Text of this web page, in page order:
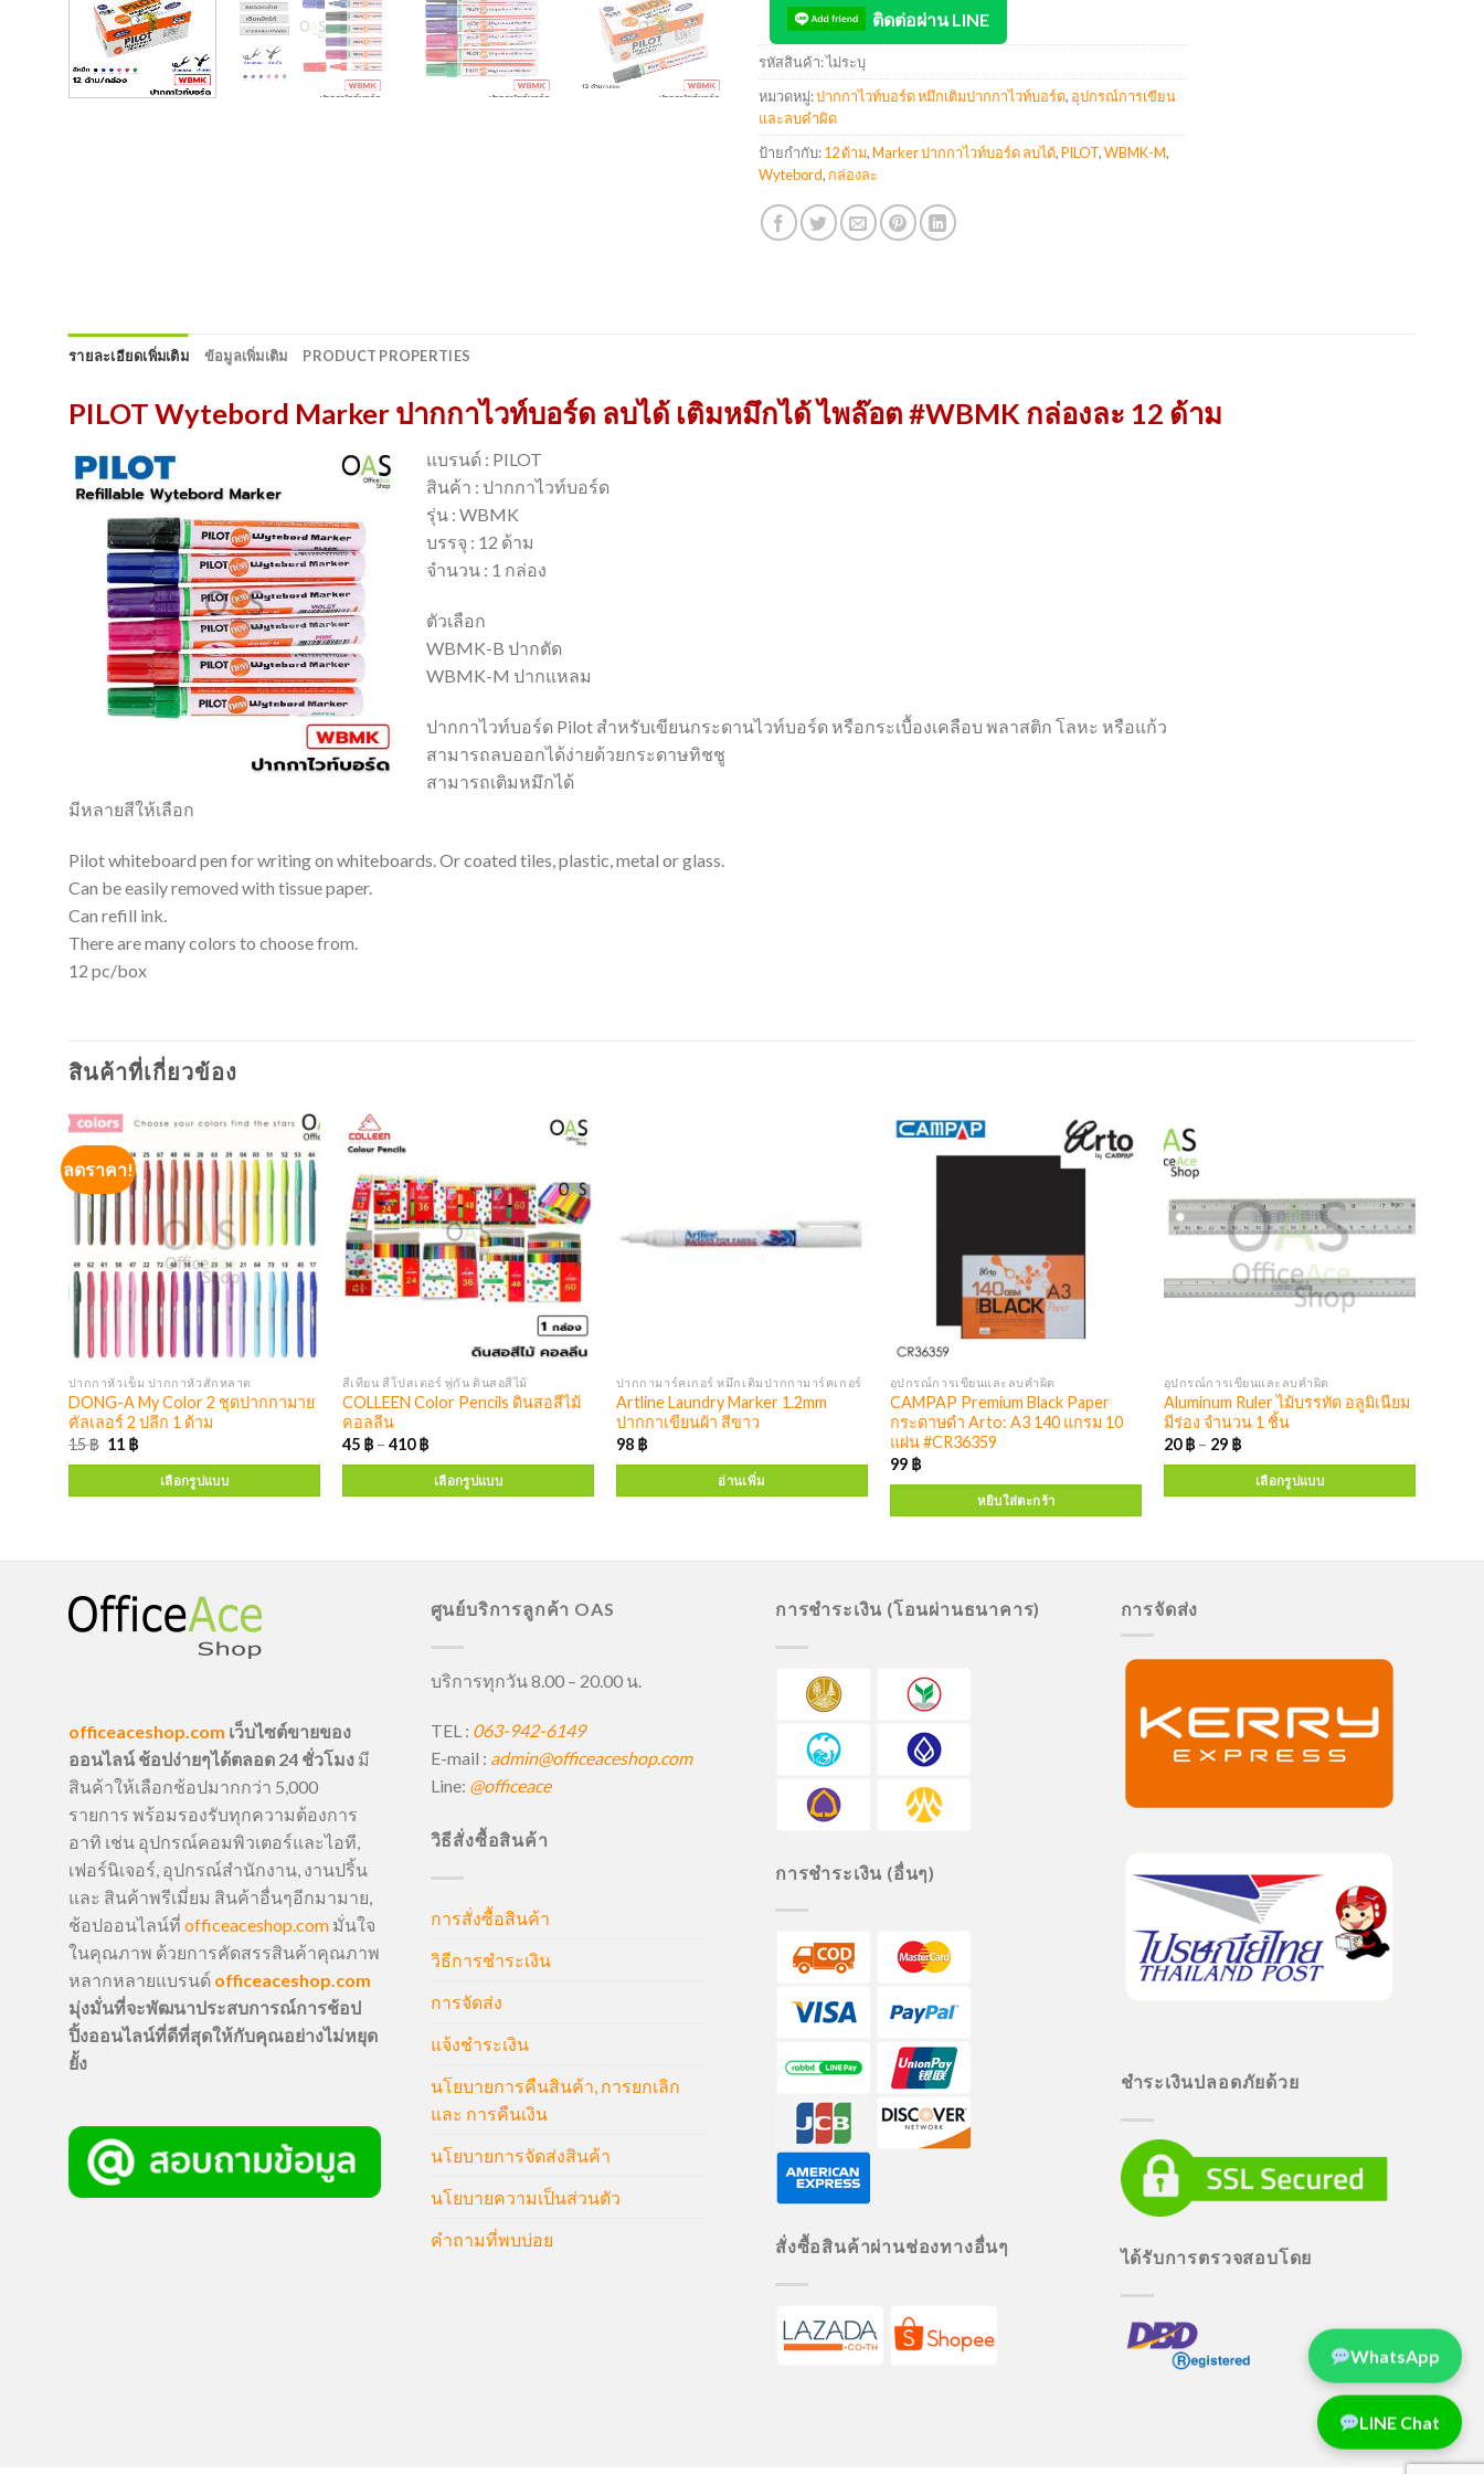
ติดต่อผ่าน LINE
รหัสสินค้า:ไม่ระบุ
หมวดหมู่:ปากกาไวท์บอร์ด หมึกเติมปากกาไวท์บอร์ด, อุปกรณ์การเขียน
และลบคำผิด
ป้ายกำกับ:12 ด้าม,Marker ปากกาไวท์บอร์ด ลบได้,PILOT,WBMK-M,
Wytebord, กล่องละ
รายละเอียดเพิ่มเติม ข้อมูลเพิ่มเติม PRODUCT PROPERTIES
PILOT Wytebord Marker ปากกาไวท์บอร์ด ลบได้ เติมหมึกได้ ไพล๊อต #WBMK กล่องละ 12 ด้าม
แบรนด์ : PILOT
สินค้า : ปากกาไวท์บอร์ด
รุ่น : WBMK
บรรจุ : 12 ด้าม
จำนวน : 1 กล่อง
ตัวเลือก
WBMK-B ปากตัด
WBMK-M ปากแหลม
ปากกาไวท์บอร์ด Pilot สำหรับเขียนกระดานไวท์บอร์ด หรือกระเบื้องเคลือบ พลาสติก โลหะ หรือแก้ว
สามารถลบออกได้ง่ายด้วยกระดาษทิชชู
สามารถเติมหมึกได้
มีหลายสีให้เลือก
Pilot whiteboard pen for writing on whiteboards. Or coated tiles, plastic, metal or glass.
Can be easily removed with tissue paper.
Can refill ink.
There are many colors to choose from.
12 pc/box
สินค้าที่เกี่ยวข้อง
ลดราคา!
ปากกาหัวเข็ม ปากกาหัวสักหลาด
DONG-A My Color 2 ชุดปากกามาย
คัลเลอร์ 2 ปลีก 1 ด้าม
15฿ 11 ฿
เลือกรูปแบบ
สีเทียน สีโปสเตอร์ พู่กัน ดินสอสีไม้
COLLEEN Color Pencils ดินสอสีไม้
คอลลีน
45 ฿– 410฿
เลือกรูปแบบ
ปากกามาร์คเกอร์ หมึกเติมปากกามาร์คเกอร์
Artline Laundry Marker 1.2mm
ปากกาเขียนผ้า สีขาว
98 ฿
อ่านเพิ่ม
อุปกรณ์การเขียนและลบคำผิด
CAMPAP Premium Black Paper
กระดาษดำ Arto: A3 140 แกรม 10
แผ่น #CR36359
99 ฿
หยิบใส่ตะกร้า
อุปกรณ์การเขียนและลบคำผิด
Aluminum Ruler ไม้บรรทัด อลูมิเนียม
มีร่อง จำนวน 1 ชิ้น
20฿– 29 ฿
เลือกรูปแบบ
officeaceshop.com เว็บไซต์ขายของ
ออนไลน์ ช้อปง่ายๆได้ตลอด 24 ชั่วโมง มี
สินค้าให้เลือกช้อปมากกว่า 5,000
รายการ พร้อมรองรับทุกความต้องการ
อาทิ เช่น อุปกรณ์คอมพิวเตอร์และไอที,
เฟอร์นิเจอร์, อุปกรณ์สำนักงาน, งานปริ้น
และ สินค้าพรีเมี่ยม สินค้าอื่นๆอีกมามาย,
ช้อปออนไลน์ที่ officeaceshop.com มั่นใจ
ในคุณภาพ ด้วยการคัดสรรสินค้าคุณภาพ
หลากหลายแบรนด์ officeaceshop.com
มุ่งมั่นที่จะพัฒนาประสบการณ์การช้อป
ปิ้งออนไลน์ที่ดีที่สุดให้กับคุณอย่างไม่หยุด
ยั้ง
ศูนย์บริการลูกค้า OAS
บริการทุกวัน 8.00 – 20.00 น.
TEL : 063-942-6149
E-mail : admin@officeaceshop.com
Line: @officeace
วิธีสั่งซื้อสินค้า
การสั่งซื้อสินค้า
วิธีการชำระเงิน
การจัดส่ง
แจ้งชำระเงิน
นโยบายการคืนสินค้า, การยกเลิก
และ การคืนเงิน
นโยบายการจัดส่งสินค้า
นโยบายความเป็นส่วนตัว
คำถามที่พบบ่อย
การชำระเงิน (โอนผ่านธนาคาร)
การชำระเงิน (อื่นๆ)
สั่งซื้อสินค้าผ่านช่องทางอื่นๆ
การจัดส่ง
ชำระเงินปลอดภัยด้วย
ได้รับการตรวจสอบโดย
LINE Chat
WhatsApp